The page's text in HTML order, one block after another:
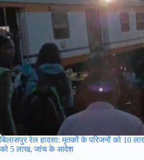
बिलासपुर रेल हादसा: मृतकों के परिजनों को 10
को 5 लाख, जांच के आदेश